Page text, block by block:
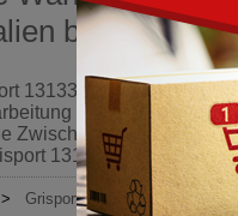
bestellen -
13133 bietet als
macht das
Zwischensohle schont
13133 sind Outdoor-
> Grisport > 13133 Gritex